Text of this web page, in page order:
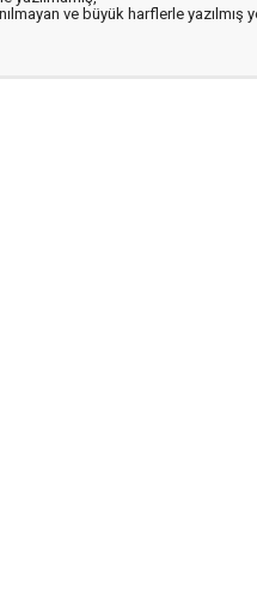
ve büyük harflerle yazılmış